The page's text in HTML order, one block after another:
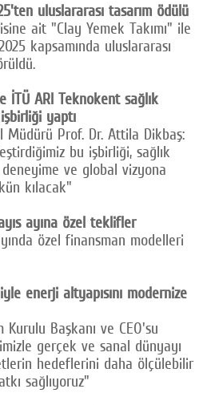
uluslararası tasarım ödülü
ait "Clay Yemek Takımı" ile
kapsamında uluslararası
ARI Teknokent sağlık
yaptı
Müdürü Prof. Dr. Attila Dikbaş:
bu işbirliği, sağlık
ve global vizyona
kılacak"
ayına özel teklifler
özel finansman modelleri
enerji altyapısını modernize
Başkanı ve CEO'su
gerçek ve sanal dünyayı
hedeflerini daha ölçülebilir
sağlıyoruz"